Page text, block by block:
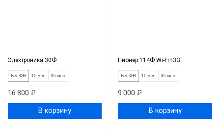
Электроника 30Ф
Без ФН 15 мес 36 мес
16 800 ₽
В корзину
Пионер 114Ф Wi-Fi+3G
Без ФН 15 мес 36 мес
9 000 ₽
В корзину